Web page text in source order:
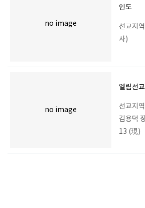
no image
인도
선교지
사)
no image
엘림선교
선교지
김용덕
13 (現)